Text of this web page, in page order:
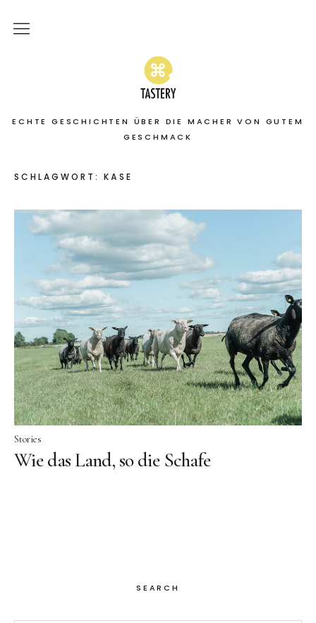
ECHTE GESCHICHTEN ÜBER DIE MACHER VON GUTEM
GESCHMACK
Home
Stories
On the road
Featured
About
Services | Leistungen
FacebookInstagram
SCHLAGWORT: KÄSE
Stories
Wie das Land, so die Schafe
SEARCH